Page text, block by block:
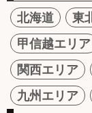
北海道 東
甲信越エリア
関西エリア
九州エリア